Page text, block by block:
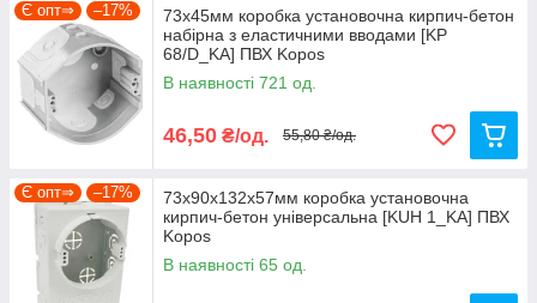
Є опт⇒ –17%
73х45мм коробка установочна кирпич-бетон
набірна з еластичними вводами [KP
68/D_KA] ПВХ Kopos
В наявності 721 од.
46,50 ₴/од. 55,80 ₴/од.
Є опт⇒ –17%
73х90х132х57мм коробка установочна
кирпич-бетон універсальна [KUH 1_KA] ПВХ
Kopos
В наявності 65 од.